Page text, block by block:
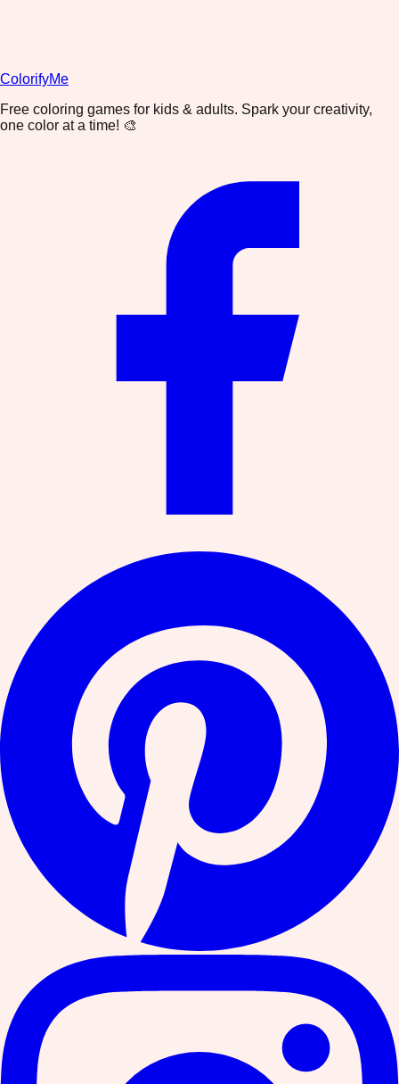
ColorifyMe
Free coloring games for kids & adults. Spark your creativity,
one color at a time! 🎨